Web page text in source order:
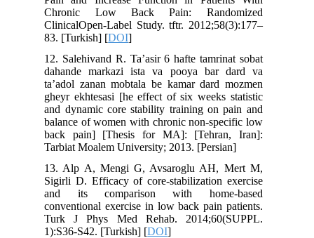
Chronic Low Back Pain: Randomized
ClinicalOpen-Label Study. tftr. 2012;58(3):177–
83. [Turkish] [DOI
12. Salehivand R. Ta’asir 6 hafte tamrinat sobat
dahande markazi ista va pooya bar dard va
ta’adol zanan mobtala be kamar dard mozmen
gheyr ekhtesasi [he effect of six weeks statistic
and dynamic core stability training on pain and
balance of women with chronic non-specific low
back pain] [Thesis for MA]: [Tehran, Iran]:
Tarbiat Moalem University; 2013. [Persian]
13. Alp A, Mengi G, Avsaroglu AH, Mert M,
Sigirli D. Efficacy of core-stabilization exercise
and its comparison with home-based
conventional exercise in low back pain patients.
Turk J Phys Med Rehab. 2014;60(SUPPL.
1):S36‐S42. [Turkish] [DOI